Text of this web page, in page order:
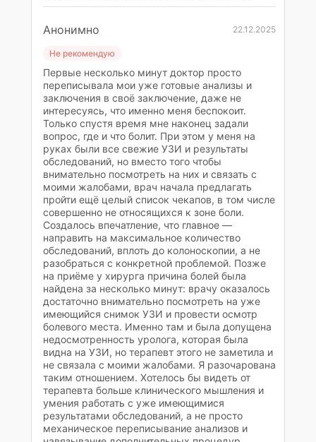
Анонимно 22.12.2025
Не рекомендую
Первые несколько минут доктор просто
переписывала мои уже готовые анализы и
заключения в своё заключение, даже не
интересуясь, что именно меня беспокоит.
Только спустя время мне наконец задали
вопрос, где и что болит. При этом у меня на
руках были все свежие УЗИ и результаты
обследований, но вместо того чтобы
внимательно посмотреть на них и связать с
моими жалобами, врач начала предлагать
пройти ещё целый список чекапов, в том числе
совершенно не относящихся к зоне боли.
Создалось впечатление, что главное —
направить на максимальное количество
обследований, вплоть до колоноскопии, а не
разобраться с конкретной проблемой. Позже
на приёме у хирурга причина болей была
найдена за несколько минут: врачу оказалось
достаточно внимательно посмотреть на уже
имеющийся снимок УЗИ и провести осмотр
болевого места. Именно там и была допущена
недосмотренность уролога, которая была
видна на УЗИ, но терапевт этого не заметила и
не связала с моими жалобами. Я разочарована
таким отношением. Хотелось бы видеть от
терапевта больше клинического мышления и
умения работать с уже имеющимися
результатами обследований, а не просто
механическое переписывание анализов и